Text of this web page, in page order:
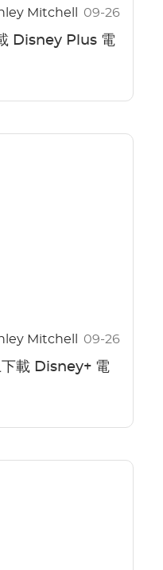
Mitchell 09-26
Disney Plus 電
Mitchell 09-26
下載 Disney+ 電